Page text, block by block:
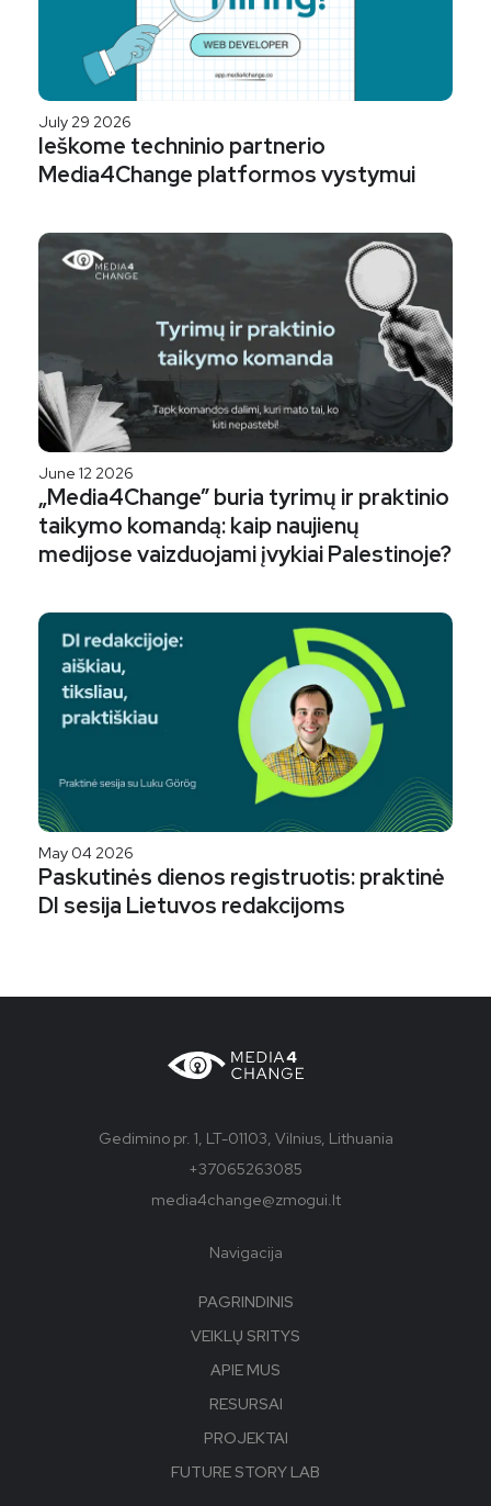
July 29 2026
Ieškome techninio partnerio
Media4Change platformos vystymui
June 12 2026
„Media4Change” buria tyrimų ir praktinio
taikymo komandą: kaip naujienų
medijose vaizduojami įvykiai Palestinoje?
May 04 2026
Paskutinės dienos registruotis: praktinė
DI sesija Lietuvos redakcijoms
Gedimino pr. 1, LT-01103, Vilnius, Lithuania
+37065263085
media4change@zmogui.lt
Navigacija
PAGRINDINIS
VEIKLŲ SRITYS
APIE MUS
RESURSAI
PROJEKTAI
FUTURE STORY LAB